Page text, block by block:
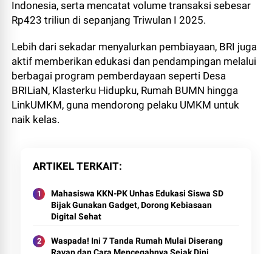
Indonesia, serta mencatat volume transaksi sebesar
Rp423 triliun di sepanjang Triwulan I 2025.
Lebih dari sekadar menyalurkan pembiayaan, BRI juga
aktif memberikan edukasi dan pendampingan melalui
berbagai program pemberdayaan seperti Desa
BRILiaN, Klasterku Hidupku, Rumah BUMN hingga
LinkUMKM, guna mendorong pelaku UMKM untuk
naik kelas.
ARTIKEL TERKAIT
Mahasiswa KKN-PK Unhas Edukasi Siswa SD
Bijak Gunakan Gadget, Dorong Kebiasaan
Digital Sehat
Waspada! Ini 7 Tanda Rumah Mulai Diserang